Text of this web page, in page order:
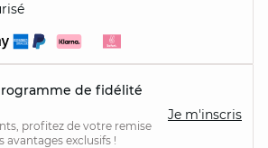
de fidélité
profitez de votre remise
avantages exclusifs !
Je m'inscris